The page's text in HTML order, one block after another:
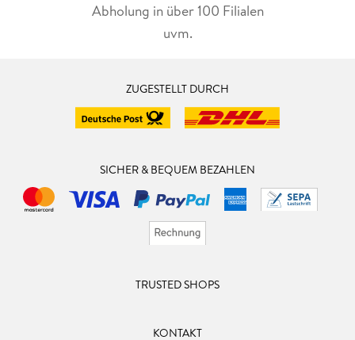
Abholung in über 100 Filialen
uvm.
ZUGESTELLT DURCH
SICHER & BEQUEM BEZAHLEN
TRUSTED SHOPS
KONTAKT